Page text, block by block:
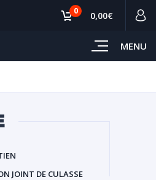
MENU
0 0,00€
JOINT DE CULASSE